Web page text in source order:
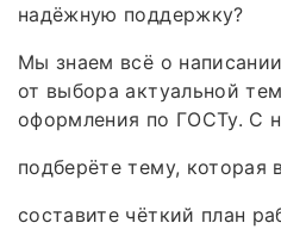
надёжную поддержку?
Мы знаем всё о
от выбора актуальной
оформления по ГОСТу. С
подберёте тему, которая
составите чёткий план